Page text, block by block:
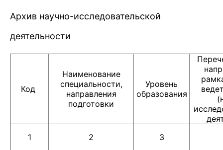
Архив научно-исследовательской
деятельности
Код
Наименование
специальности,
направления
подготовки
Уровень
образования
1
2 3